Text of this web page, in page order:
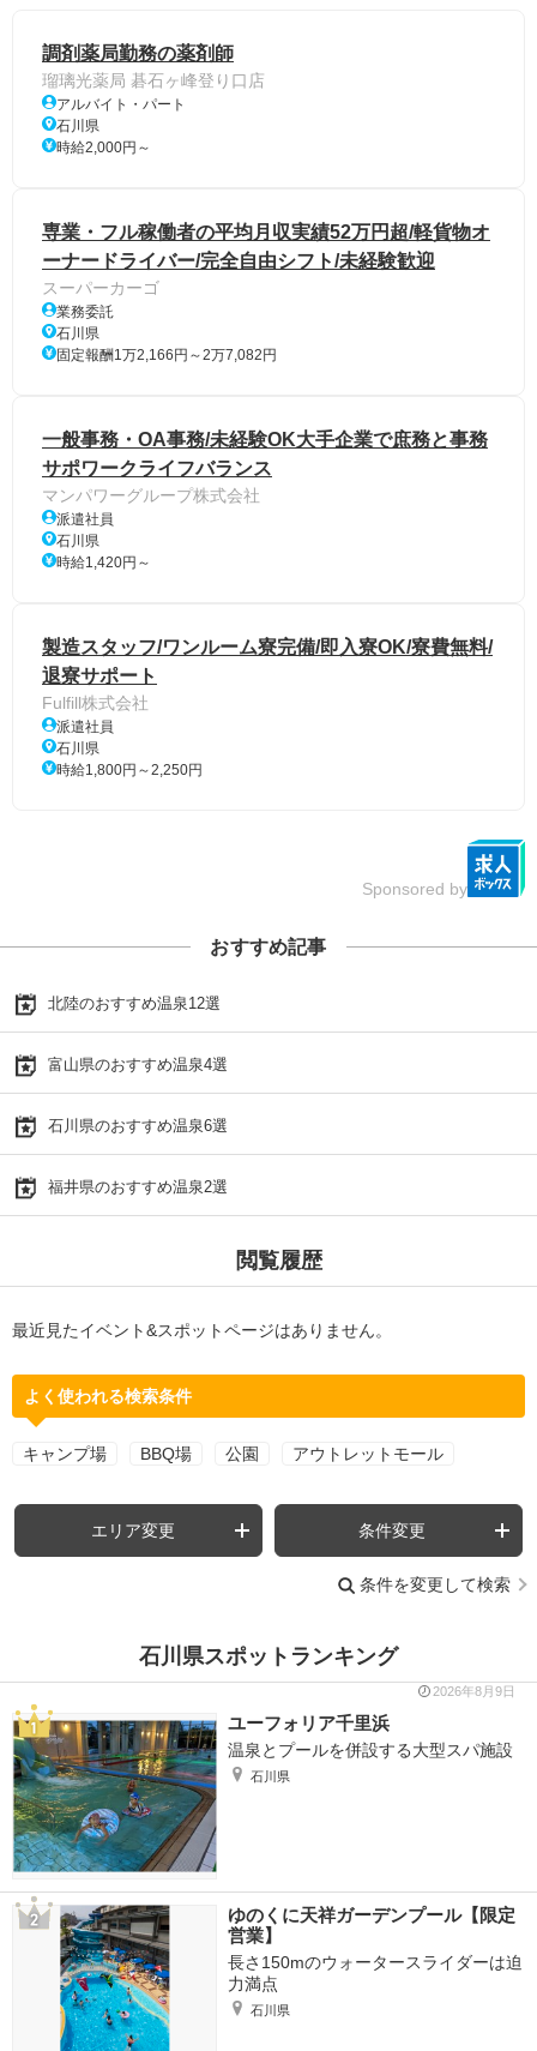
調剤薬局勤務の薬剤師
瑠璃光薬局 碁石ヶ峰登り口店
アルバイト・パート
石川県
時給2,000円～
専業・フル稼働者の平均月収実績52万円超/軽貨物オ
ーナードライバー/完全自由シフト/未経験歓迎
スーパーカーゴ
業務委託
石川県
固定報酬1万2,166円～2万7,082円
一般事務・OA事務/未経験OK大手企業で庶務と事務
サポワークライフバランス
マンパワーグループ株式会社
派遣社員
石川県
時給1,420円～
製造スタッフ/ワンルーム寮完備/即入寮OK/寮費無料/
退寮サポート
Fulfill株式会社
派遣社員
石川県
時給1,800円～2,250円
Sponsored by
おすすめ記事
北陸のおすすめ温泉12選
富山県のおすすめ温泉4選
石川県のおすすめ温泉6選
福井県のおすすめ温泉2選
閲覧履歴
最近見たイベント&スポットページはありません。
よく使われる検索条件
キャンプ場 BBQ場 公園 アウトレットモール
エリア変更 条件変更
条件を変更して検索
石川県スポットランキング
2026年8月9日
ユーフォリア千里浜
温泉とプールを併設する大型スパ施設
石川県
ゆのくに天祥ガーデンプール【限定
営業】
長さ150mのウォータースライダーは迫
力満点
石川県